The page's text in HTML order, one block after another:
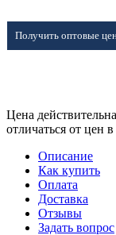
Получить оптовые
Цена
отличаться от цен
Описание
Как купить
Оплата
Доставка
Отзывы
Задать вопрос